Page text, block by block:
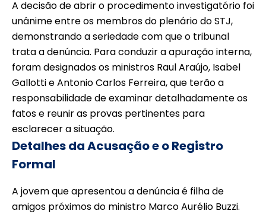
A decisão de abrir o procedimento investigatório foi
unânime entre os membros do plenário do STJ,
demonstrando a seriedade com que o tribunal
trata a denúncia. Para conduzir a apuração interna,
foram designados os ministros Raul Araújo, Isabel
Gallotti e Antonio Carlos Ferreira, que terão a
responsabilidade de examinar detalhadamente os
fatos e reunir as provas pertinentes para
esclarecer a situação.
Detalhes da Acusação e o Registro
Formal
A jovem que apresentou a denúncia é filha de
amigos próximos do ministro Marco Aurélio Buzzi.